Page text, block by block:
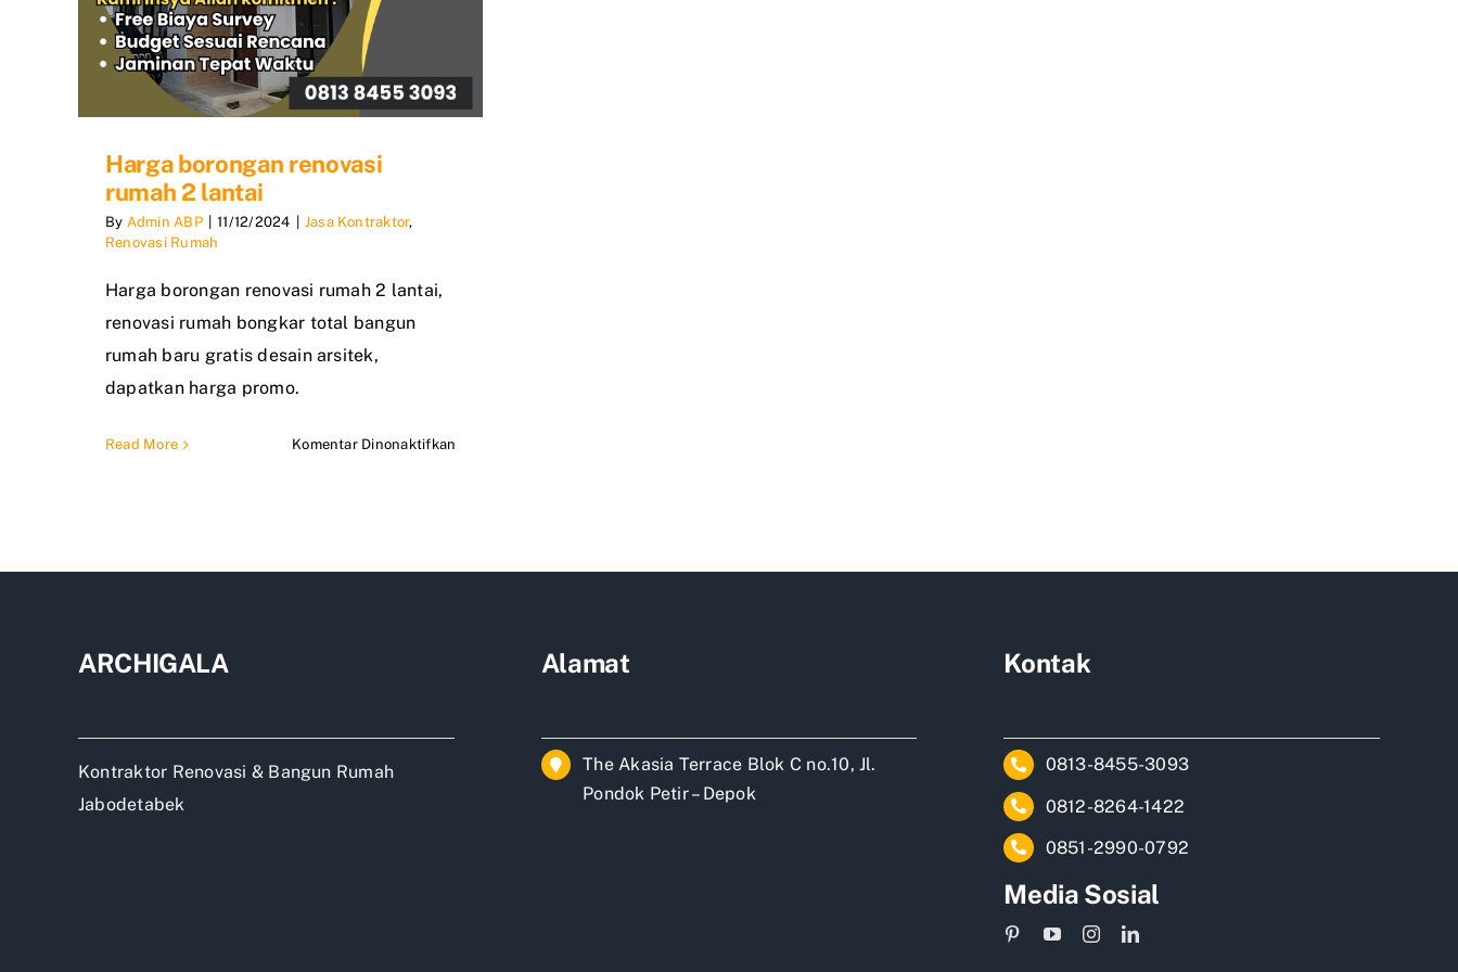
Harga borongan renovasi
rumah 2 lantai
By Admin ABP 11/12/2024 Jasa Kontraktor,
Renovasi Rumah
Harga borongan renovasi rumah 2 lantai,
renovasi rumah bongkar total bangun
rumah baru gratis desain arsitek,
dapatkan harga promo.
Read More Komentar Dinonaktifkan
2
ARCHIGALA
Kontraktor Renovasi & Bangun Rumah
Jabodetabek
Alamat
The Akasia Terrace Blok C no.10, Jl.
Pondok Petir – Depok
Kontak
0813-8455-3093
0812-8264-1422
0851-2990-0792
Media Sosial